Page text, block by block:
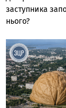
заступника
нього?